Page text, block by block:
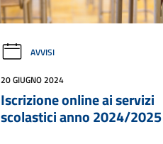
AVVISI
20 GIUGNO 2024
Iscrizione online ai servizi
scolastici anno 2024/2025